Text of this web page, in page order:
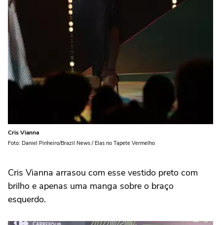
Cris Vianna
Foto: Daniel Pinheiro/Brazil News / Elas no Tapete Vermelho
Cris Vianna arrasou com esse vestido preto com
brilho e apenas uma manga sobre o braço
esquerdo.